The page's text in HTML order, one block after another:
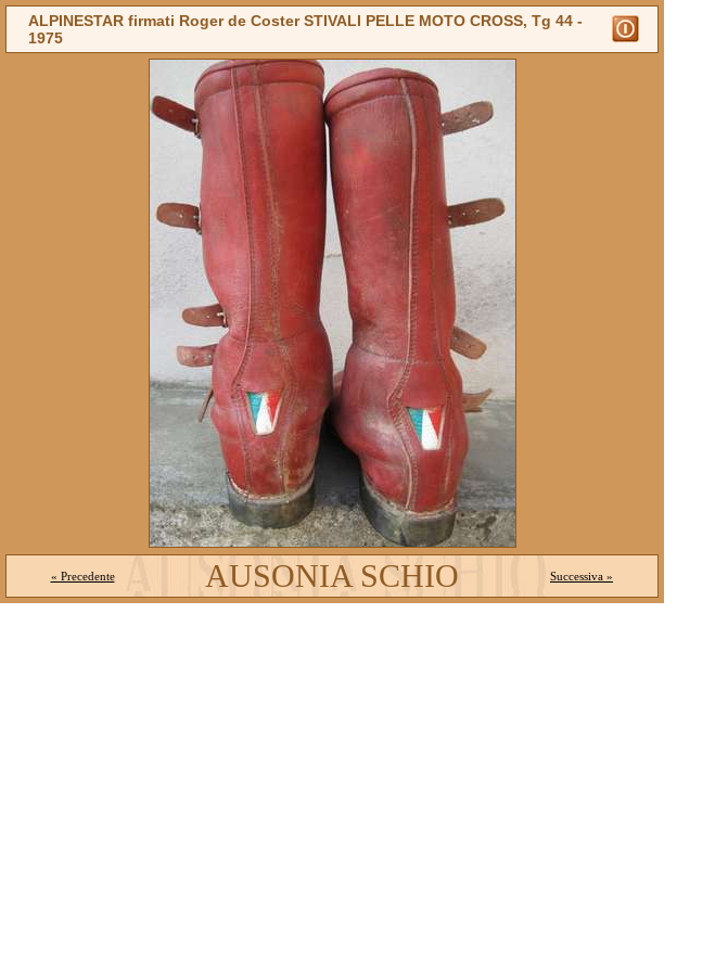
ALPINESTAR firmati Roger de Coster STIVALI PELLE MOTO CROSS, Tg 44 -
1975
« Precedente AUSONIA SCHIO Successiva »